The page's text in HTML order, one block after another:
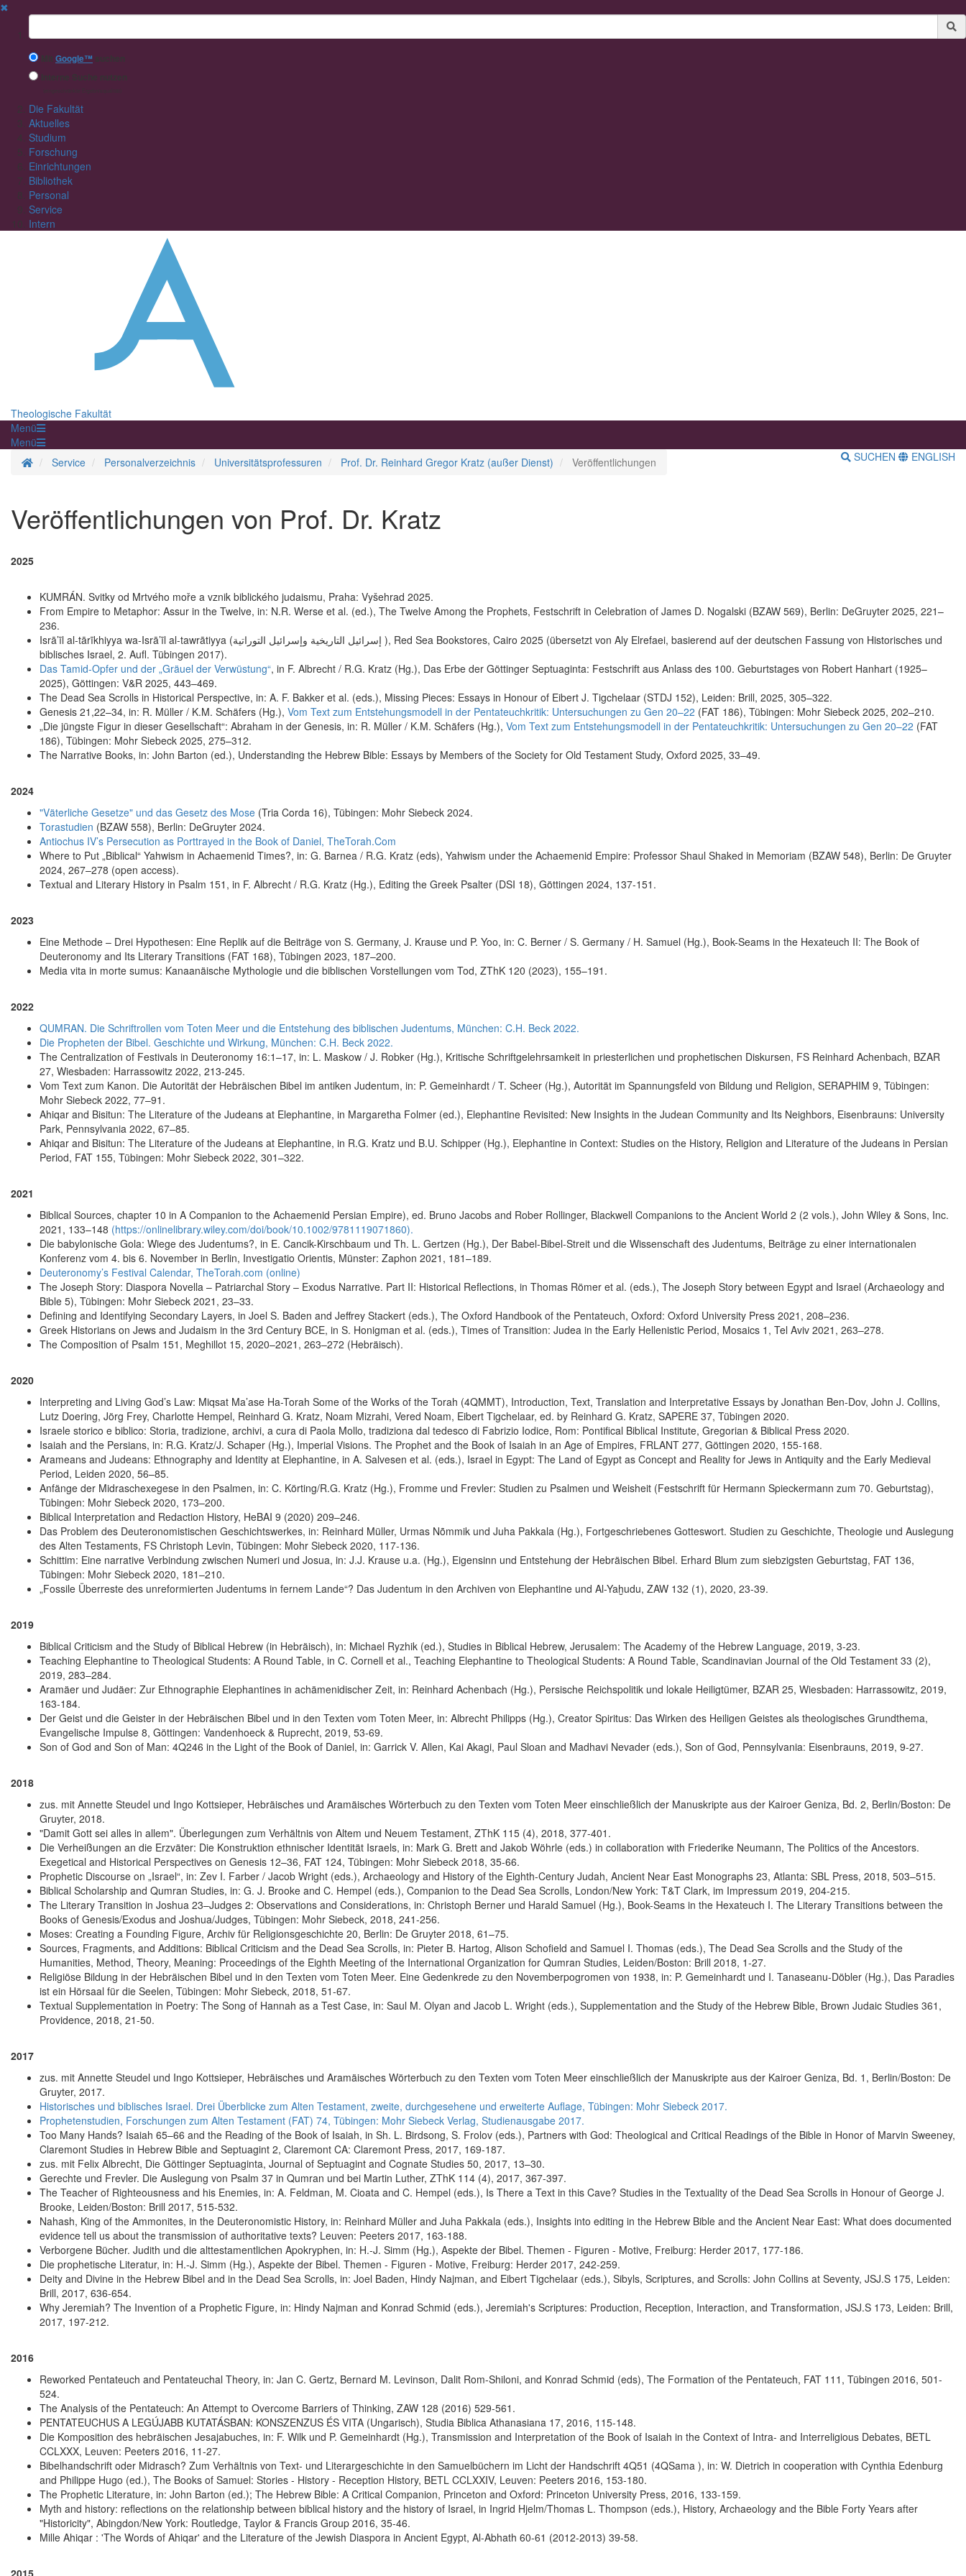
✖
Suchbegriff
Mit Google™ suchen
Interne Suche nutzen
Die Fakultät
Aktuelles
Studium
Forschung
Einrichtungen
Bibliothek
Personal
Service
Intern
Theologische Fakultät
Menü
Menü
Startseite
Service Personalverzeichnis Universitätsprofessuren Prof. Dr. Reinhard Gregor Kratz (außer Dienst) Veröffentlichungen SUCHEN ENGLISH
Veröffentlichungen von Prof. Dr. Kratz
2025
KUMRÁN. Svitky od Mrtvého moře a vznik biblického judaismu, Praha: Vyšehrad 2025.
From Empire to Metaphor: Assur in the Twelve, in: N.R. Werse et al. (ed.), The Twelve Among the Prophets, Festschrift in Celebration of James D. Nogalski (BZAW 569), Berlin: DeGruyter 2025, 221–
236.
Isrā’īl al-tārīkhiyya wa-Isrā’īl al-tawrātiyya (إسرائيل التاريخية وإسرائيل التوراتية ), Red Sea Bookstores, Cairo 2025 (übersetzt von Aly Elrefaei, basierend auf der deutschen Fassung von Historisches und
biblisches Israel, 2. Aufl. Tübingen 2017).
Das Tamid-Opfer und der „Gräuel der Verwüstung“, in F. Albrecht / R.G. Kratz (Hg.), Das Erbe der Göttinger Septuaginta: Festschrift aus Anlass des 100. Geburtstages von Robert Hanhart (1925–
2025), Göttingen: V&R 2025, 443–469.
The Dead Sea Scrolls in Historical Perspective, in: A. F. Bakker et al. (eds.), Missing Pieces: Essays in Honour of Eibert J. Tigchelaar (STDJ 152), Leiden: Brill, 2025, 305–322.
Genesis 21,22–34, in: R. Müller / K.M. Schäfers (Hg.), Vom Text zum Entstehungsmodell in der Pentateuchkritik: Untersuchungen zu Gen 20–22 (FAT 186), Tübingen: Mohr Siebeck 2025, 202–210.
„Die jüngste Figur in dieser Gesellschaft“: Abraham in der Genesis, in: R. Müller / K.M. Schäfers (Hg.), Vom Text zum Entstehungsmodell in der Pentateuchkritik: Untersuchungen zu Gen 20–22 (FAT
186), Tübingen: Mohr Siebeck 2025, 275–312.
The Narrative Books, in: John Barton (ed.), Understanding the Hebrew Bible: Essays by Members of the Society for Old Testament Study, Oxford 2025, 33–49.
2024
"Väterliche Gesetze" und das Gesetz des Mose (Tria Corda 16), Tübingen: Mohr Siebeck 2024.
Torastudien (BZAW 558), Berlin: DeGruyter 2024.
Antiochus IV’s Persecution as Porttrayed in the Book of Daniel, TheTorah.Com
Where to Put „Biblical“ Yahwism in Achaemenid Times?, in: G. Barnea / R.G. Kratz (eds), Yahwism under the Achaemenid Empire: Professor Shaul Shaked in Memoriam (BZAW 548), Berlin: De Gruyter
2024, 267–278 (open access).
Textual and Literary History in Psalm 151, in F. Albrecht / R.G. Kratz (Hg.), Editing the Greek Psalter (DSI 18), Göttingen 2024, 137-151.
2023
Eine Methode – Drei Hypothesen: Eine Replik auf die Beiträge von S. Germany, J. Krause und P. Yoo, in: C. Berner / S. Germany / H. Samuel (Hg.), Book-Seams in the Hexateuch II: The Book of
Deuteronomy and Its Literary Transitions (FAT 168), Tübingen 2023, 187–200.
Media vita in morte sumus: Kanaanäische Mythologie und die biblischen Vorstellungen vom Tod, ZThK 120 (2023), 155–191.
2022
QUMRAN. Die Schriftrollen vom Toten Meer und die Entstehung des biblischen Judentums, München: C.H. Beck 2022.
Die Propheten der Bibel. Geschichte und Wirkung, München: C.H. Beck 2022.
The Centralization of Festivals in Deuteronomy 16:1–17, in: L. Maskow / J. Robker (Hg.), Kritische Schriftgelehrsamkeit in priesterlichen und prophetischen Diskursen, FS Reinhard Achenbach, BZAR
27, Wiesbaden: Harrassowitz 2022, 213-245.
Vom Text zum Kanon. Die Autorität der Hebräischen Bibel im antiken Judentum, in: P. Gemeinhardt / T. Scheer (Hg.), Autorität im Spannungsfeld von Bildung und Religion, SERAPHIM 9, Tübingen:
Mohr Siebeck 2022, 77–91.
Ahiqar and Bisitun: The Literature of the Judeans at Elephantine, in Margaretha Folmer (ed.), Elephantine Revisited: New Insights in the Judean Community and Its Neighbors, Eisenbrauns: University
Park, Pennsylvania 2022, 67–85.
Ahiqar and Bisitun: The Literature of the Judeans at Elephantine, in R.G. Kratz und B.U. Schipper (Hg.), Elephantine in Context: Studies on the History, Religion and Literature of the Judeans in Persian
Period, FAT 155, Tübingen: Mohr Siebeck 2022, 301–322.
2021
Biblical Sources, chapter 10 in A Companion to the Achaemenid Persian Empire), ed. Bruno Jacobs and Rober Rollinger, Blackwell Companions to the Ancient World 2 (2 vols.), John Wiley & Sons, Inc.
2021, 133–148 (https://onlinelibrary.wiley.com/doi/book/10.1002/9781119071860).
Die babylonische Gola: Wiege des Judentums?, in E. Cancik-Kirschbaum und Th. L. Gertzen (Hg.), Der Babel-Bibel-Streit und die Wissenschaft des Judentums, Beiträge zu einer internationalen
Konferenz vom 4. bis 6. November in Berlin, Investigatio Orientis, Münster: Zaphon 2021, 181–189.
Deuteronomy’s Festival Calendar, TheTorah.com (online)
The Joseph Story: Diaspora Novella – Patriarchal Story – Exodus Narrative. Part II: Historical Reflections, in Thomas Römer et al. (eds.), The Joseph Story between Egypt and Israel (Archaeology and
Bible 5), Tübingen: Mohr Siebeck 2021, 23–33.
Defining and Identifying Secondary Layers, in Joel S. Baden and Jeffrey Stackert (eds.), The Oxford Handbook of the Pentateuch, Oxford: Oxford University Press 2021, 208–236.
Greek Historians on Jews and Judaism in the 3rd Century BCE, in S. Honigman et al. (eds.), Times of Transition: Judea in the Early Hellenistic Period, Mosaics 1, Tel Aviv 2021, 263–278.
The Composition of Psalm 151, Meghillot 15, 2020–2021, 263–272 (Hebräisch).
2020
Interpreting and Living God’s Law: Miqsat Ma’ase Ha-Torah Some of the Works of the Torah (4QMMT), Introduction, Text, Translation and Interpretative Essays by Jonathan Ben-Dov, John J. Collins,
Lutz Doering, Jörg Frey, Charlotte Hempel, Reinhard G. Kratz, Noam Mizrahi, Vered Noam, Eibert Tigchelaar, ed. by Reinhard G. Kratz, SAPERE 37, Tübingen 2020.
Israele storico e biblico: Storia, tradizione, archivi, a cura di Paola Mollo, tradiziona dal tedesco di Fabrizio Iodice, Rom: Pontifical Biblical Institute, Gregorian & Biblical Press 2020.
Isaiah and the Persians, in: R.G. Kratz/J. Schaper (Hg.), Imperial Visions. The Prophet and the Book of Isaiah in an Age of Empires, FRLANT 277, Göttingen 2020, 155-168.
Arameans and Judeans: Ethnography and Identity at Elephantine, in A. Salvesen et al. (eds.), Israel in Egypt: The Land of Egypt as Concept and Reality for Jews in Antiquity and the Early Medieval
Period, Leiden 2020, 56–85.
Anfänge der Midraschexegese in den Psalmen, in: C. Körting/R.G. Kratz (Hg.), Fromme und Frevler: Studien zu Psalmen und Weisheit (Festschrift für Hermann Spieckermann zum 70. Geburtstag),
Tübingen: Mohr Siebeck 2020, 173–200.
Biblical Interpretation and Redaction History, HeBAI 9 (2020) 209–246.
Das Problem des Deuteronomistischen Geschichtswerkes, in: Reinhard Müller, Urmas Nõmmik und Juha Pakkala (Hg.), Fortgeschriebenes Gotteswort. Studien zu Geschichte, Theologie und Auslegung
des Alten Testaments, FS Christoph Levin, Tübingen: Mohr Siebeck 2020, 117-136.
Schittim: Eine narrative Verbindung zwischen Numeri und Josua, in: J.J. Krause u.a. (Hg.), Eigensinn und Entstehung der Hebräischen Bibel. Erhard Blum zum siebzigsten Geburtstag, FAT 136,
Tübingen: Mohr Siebeck 2020, 181–210.
„Fossile Überreste des unreformierten Judentums in fernem Lande“? Das Judentum in den Archiven von Elephantine und Al-Yaḫudu, ZAW 132 (1), 2020, 23-39.
2019
Biblical Criticism and the Study of Biblical Hebrew (in Hebräisch), in: Michael Ryzhik (ed.), Studies in Biblical Hebrew, Jerusalem: The Academy of the Hebrew Language, 2019, 3-23.
Teaching Elephantine to Theological Students: A Round Table, in C. Cornell et al., Teaching Elephantine to Theological Students: A Round Table, Scandinavian Journal of the Old Testament 33 (2),
2019, 283–284.
Aramäer und Judäer: Zur Ethnographie Elephantines in achämenidischer Zeit, in: Reinhard Achenbach (Hg.), Persische Reichspolitik und lokale Heiligtümer, BZAR 25, Wiesbaden: Harrassowitz, 2019,
163-184.
Der Geist und die Geister in der Hebräischen Bibel und in den Texten vom Toten Meer, in: Albrecht Philipps (Hg.), Creator Spiritus: Das Wirken des Heiligen Geistes als theologisches Grundthema,
Evangelische Impulse 8, Göttingen: Vandenhoeck & Ruprecht, 2019, 53-69.
Son of God and Son of Man: 4Q246 in the Light of the Book of Daniel, in: Garrick V. Allen, Kai Akagi, Paul Sloan and Madhavi Nevader (eds.), Son of God, Pennsylvania: Eisenbrauns, 2019, 9-27.
2018
zus. mit Annette Steudel und Ingo Kottsieper, Hebräisches und Aramäisches Wörterbuch zu den Texten vom Toten Meer einschließlich der Manuskripte aus der Kairoer Geniza, Bd. 2, Berlin/Boston: De
Gruyter, 2018.
"Damit Gott sei alles in allem". Überlegungen zum Verhältnis von Altem und Neuem Testament, ZThK 115 (4), 2018, 377-401.
Die Verheißungen an die Erzväter: Die Konstruktion ethnischer Identität Israels, in: Mark G. Brett and Jakob Wöhrle (eds.) in collaboration with Friederike Neumann, The Politics of the Ancestors.
Exegetical and Historical Perspectives on Genesis 12–36, FAT 124, Tübingen: Mohr Siebeck 2018, 35-66.
Prophetic Discourse on „Israel“, in: Zev I. Farber / Jacob Wright (eds.), Archaeology and History of the Eighth-Century Judah, Ancient Near East Monographs 23, Atlanta: SBL Press, 2018, 503–515.
Biblical Scholarship and Qumran Studies, in: G. J. Brooke and C. Hempel (eds.), Companion to the Dead Sea Scrolls, London/New York: T&T Clark, im Impressum 2019, 204-215.
The Literary Transition in Joshua 23–Judges 2: Observations and Considerations, in: Christoph Berner und Harald Samuel (Hg.), Book-Seams in the Hexateuch I. The Literary Transitions between the
Books of Genesis/Exodus and Joshua/Judges, Tübingen: Mohr Siebeck, 2018, 241-256.
Moses: Creating a Founding Figure, Archiv für Religionsgeschichte 20, Berlin: De Gruyter 2018, 61–75.
Sources, Fragments, and Additions: Biblical Criticism and the Dead Sea Scrolls, in: Pieter B. Hartog, Alison Schofield and Samuel I. Thomas (eds.), The Dead Sea Scrolls and the Study of the
Humanities, Method, Theory, Meaning: Proceedings of the Eighth Meeting of the International Organization for Qumran Studies, Leiden/Boston: Brill 2018, 1-27.
Religiöse Bildung in der Hebräischen Bibel und in den Texten vom Toten Meer. Eine Gedenkrede zu den Novemberpogromen von 1938, in: P. Gemeinhardt und I. Tanaseanu-Döbler (Hg.), Das Paradies
ist ein Hörsaal für die Seelen, Tübingen: Mohr Siebeck, 2018, 51-67.
Textual Supplementation in Poetry: The Song of Hannah as a Test Case, in: Saul M. Olyan and Jacob L. Wright (eds.), Supplementation and the Study of the Hebrew Bible, Brown Judaic Studies 361,
Providence, 2018, 21-50.
2017
zus. mit Annette Steudel und Ingo Kottsieper, Hebräisches und Aramäisches Wörterbuch zu den Texten vom Toten Meer einschließlich der Manuskripte aus der Kairoer Geniza, Bd. 1, Berlin/Boston: De
Gruyter, 2017.
Historisches und biblisches Israel. Drei Überblicke zum Alten Testament, zweite, durchgesehene und erweiterte Auflage, Tübingen: Mohr Siebeck 2017.
Prophetenstudien, Forschungen zum Alten Testament (FAT) 74, Tübingen: Mohr Siebeck Verlag, Studienausgabe 2017.
Too Many Hands? Isaiah 65–66 and the Reading of the Book of Isaiah, in Sh. L. Birdsong, S. Frolov (eds.), Partners with God: Theological and Critical Readings of the Bible in Honor of Marvin Sweeney,
Claremont Studies in Hebrew Bible and Septuagint 2, Claremont CA: Claremont Press, 2017, 169-187.
zus. mit Felix Albrecht, Die Göttinger Septuaginta, Journal of Septuagint and Cognate Studies 50, 2017, 13–30.
Gerechte und Frevler. Die Auslegung von Psalm 37 in Qumran und bei Martin Luther, ZThK 114 (4), 2017, 367-397.
The Teacher of Righteousness and his Enemies, in: A. Feldman, M. Cioata and C. Hempel (eds.), Is There a Text in this Cave? Studies in the Textuality of the Dead Sea Scrolls in Honour of George J.
Brooke, Leiden/Boston: Brill 2017, 515-532.
Nahash, King of the Ammonites, in the Deuteronomistic History, in: Reinhard Müller and Juha Pakkala (eds.), Insights into editing in the Hebrew Bible and the Ancient Near East: What does documented
evidence tell us about the transmission of authoritative texts? Leuven: Peeters 2017, 163-188.
Verborgene Bücher. Judith und die alttestamentlichen Apokryphen, in: H.-J. Simm (Hg.), Aspekte der Bibel. Themen - Figuren - Motive, Freiburg: Herder 2017, 177-186.
Die prophetische Literatur, in: H.-J. Simm (Hg.), Aspekte der Bibel. Themen - Figuren - Motive, Freiburg: Herder 2017, 242-259.
Deity and Divine in the Hebrew Bibel and in the Dead Sea Scrolls, in: Joel Baden, Hindy Najman, and Eibert Tigchelaar (eds.), Sibyls, Scriptures, and Scrolls: John Collins at Seventy, JSJ.S 175, Leiden:
Brill, 2017, 636-654.
Why Jeremiah? The Invention of a Prophetic Figure, in: Hindy Najman and Konrad Schmid (eds.), Jeremiah's Scriptures: Production, Reception, Interaction, and Transformation, JSJ.S 173, Leiden: Brill,
2017, 197-212.
2016
Reworked Pentateuch and Pentateuchal Theory, in: Jan C. Gertz, Bernard M. Levinson, Dalit Rom-Shiloni, and Konrad Schmid (eds), The Formation of the Pentateuch, FAT 111, Tübingen 2016, 501-
524.
The Analysis of the Pentateuch: An Attempt to Overcome Barriers of Thinking, ZAW 128 (2016) 529-561.
PENTATEUCHUS A LEGÚJABB KUTATÁSBAN: KONSZENZUS ÉS VITA (Ungarisch), Studia Biblica Athanasiana 17, 2016, 115-148.
Die Komposition des hebräischen Jesajabuches, in: F. Wilk und P. Gemeinhardt (Hg.), Transmission and Interpretation of the Book of Isaiah in the Context of Intra- and Interreligious Debates, BETL
CCLXXX, Leuven: Peeters 2016, 11-27.
Bibelhandschrift oder Midrasch? Zum Verhältnis von Text- und Literargeschichte in den Samuelbüchern im Licht der Handschrift 4Q51 (4QSama ), in: W. Dietrich in cooperation with Cynthia Edenburg
and Philippe Hugo (ed.), The Books of Samuel: Stories - History - Reception History, BETL CCLXXIV, Leuven: Peeters 2016, 153-180.
The Prophetic Literature, in: John Barton (ed.); The Hebrew Bible: A Critical Companion, Princeton and Oxford: Princeton University Press, 2016, 133-159.
Myth and history: reflections on the relationship between biblical history and the history of Israel, in Ingrid Hjelm/Thomas L. Thompson (eds.), History, Archaeology and the Bible Forty Years after
"Historicity", Abingdon/New York: Routledge, Taylor & Francis Group 2016, 35-46.
Mille Ahiqar : 'The Words of Ahiqar' and the Literature of the Jewish Diaspora in Ancient Egypt, Al-Abhath 60-61 (2012-2013) 39-58.